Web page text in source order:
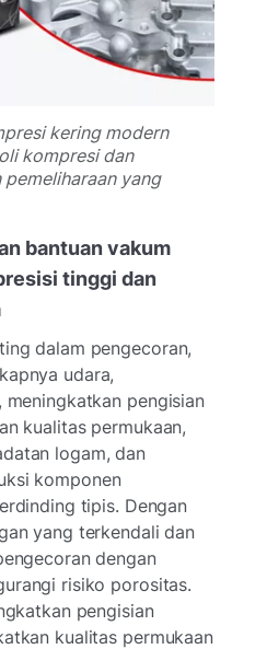
kering modern
kompresi dan
yang
bantuan vakum
tinggi dan
dalam pengecoran,
udara,
meningkatkan pengisian
kualitas permukaan,
logam, dan
komponen
tipis. Dengan
yang terkendali dan
dengan
risiko porositas.
pengisian
kualitas permukaan